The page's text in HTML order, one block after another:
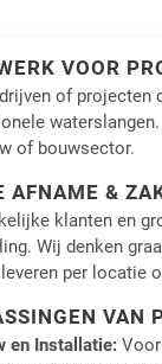
VOOR
of projecten
of bouwsector.
AFNAME &
klanten en
Wij denken
per locatie
VAN
en Installatie: